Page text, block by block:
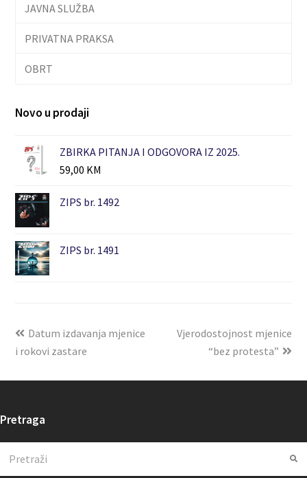
JAVNA SLUŽBA
PRIVATNA PRAKSA
OBRT
Novo u prodaji
ZBIRKA PITANJA I ODGOVORA IZ 2025.
59,00 KM
ZIPS br. 1492
ZIPS br. 1491
Datum izdavanja mjenice
i rokovi zastare
Vjerodostojnost mjenice
“bez protesta”
Pretraga